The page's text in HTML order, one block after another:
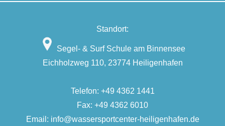
Standort:
Segel- & Surf Schule am Binnensee
Eichholzweg 110, 23774 Heiligenhafen
Telefon: +49 4362 1441
Fax: +49 4362 6010
Email: info@wassersportcenter-heiligenhafen.de